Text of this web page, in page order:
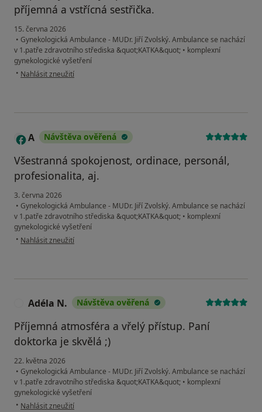
příjemná a vstřícná sestřička.
15. června 2026
• Gynekologická Ambulance - MUDr. Jiří Zvolský. Ambulance se nachází
v 1.patře zdravotního střediska &quot;KATKA&quot; • komplexní
gynekologické vyšetření
• podle názoru uživatele Kristína V.
Nahlásit zneužití
A Návštěva ověřená
Všestranná spokojenost, ordinace, personál,
profesionalita, aj.
3. června 2026
• Gynekologická Ambulance - MUDr. Jiří Zvolský. Ambulance se nachází
v 1.patře zdravotního střediska &quot;KATKA&quot; • komplexní
gynekologické vyšetření
• podle názoru uživatele A
Nahlásit zneužití
Adéla N. Návštěva ověřená
Příjemná atmosféra a vřelý přístup. Paní
doktorka je skvělá ;)
22. května 2026
• Gynekologická Ambulance - MUDr. Jiří Zvolský. Ambulance se nachází
v 1.patře zdravotního střediska &quot;KATKA&quot; • komplexní
gynekologické vyšetření
• podle názoru uživatele Adéla N.
Nahlásit zneužití